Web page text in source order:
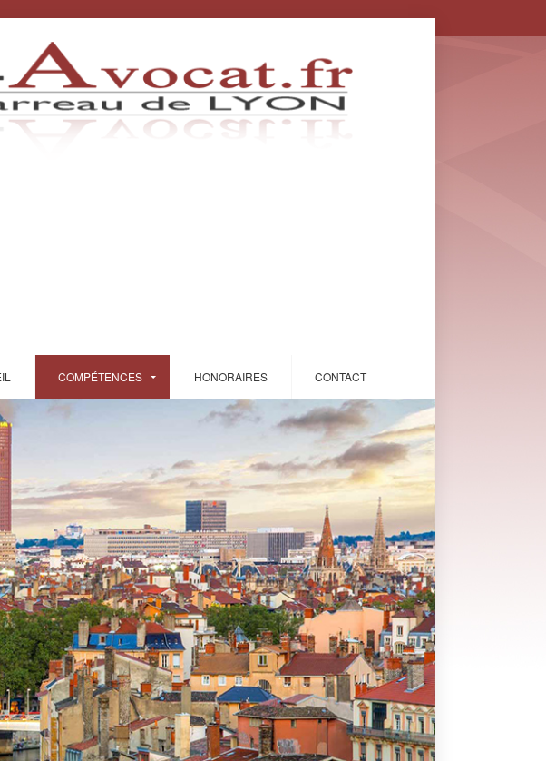
COMPÉTENCES HONORAIRES CONTACT